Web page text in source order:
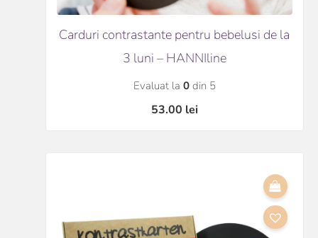
Carduri contrastante pentru bebelusi de la
3 luni – HANNIline
Evaluat la 0din 5
53.00 lei